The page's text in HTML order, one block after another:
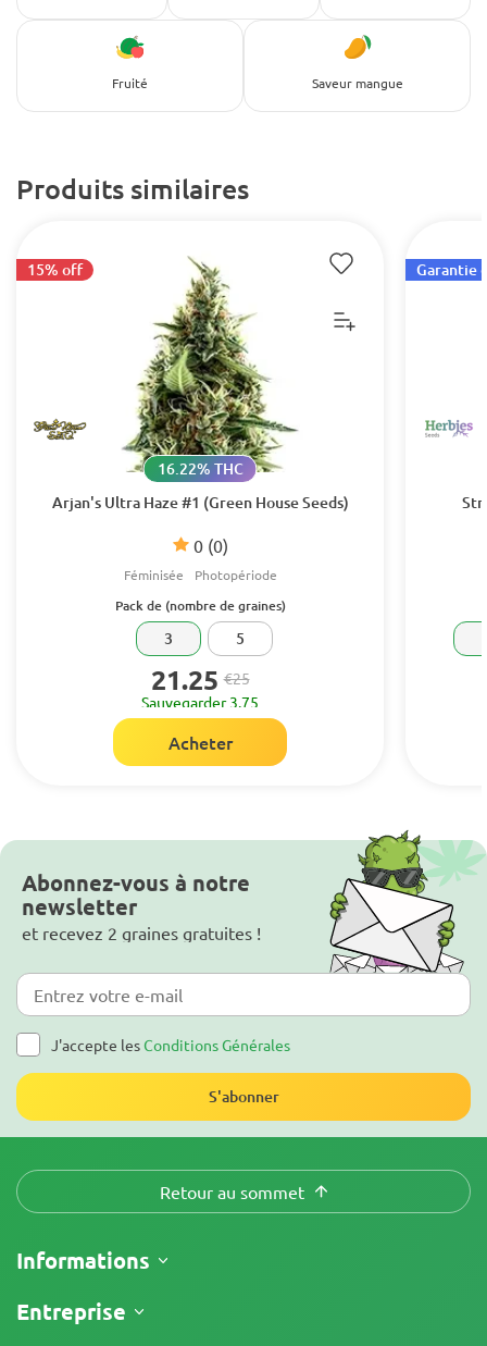
Fruité Saveur mangue
Produits similaires
Arjan's Ultra Haze #1 (Green House Seeds)
0 (0)
16.22% THC
Féminisée Photopériode
15% off
Pack de (nombre de graines)
3 5
21.25 €25
Sauvegarder 3.75
Acheter
Garantie
Abonnez-vous à notre
newsletter
et recevez 2 graines gratuites !
J'accepte lesConditions Générales
S'abonner
Retour au sommet
Informations
Expédition
Entreprise